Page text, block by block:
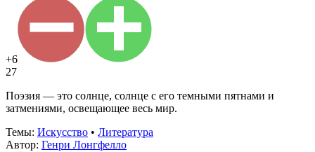
+6
27
Поэзия — это солнце, солнце с его темными пятнами и
затмениями, освещающее весь мир.
Темы: Искусство • Литература
Автор: Генри Лонгфелло